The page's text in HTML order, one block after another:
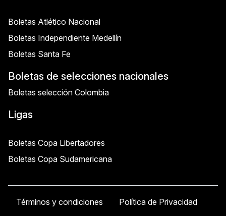
Boletas Atlético Nacional
Boletas Independiente Medellín
Boletas Santa Fe
Boletas de selecciones nacionales
Boletas selección Colombia
Ligas
Boletas Copa Libertadores
Boletas Copa Sudamericana
Términos y condiciones Política de Privacidad